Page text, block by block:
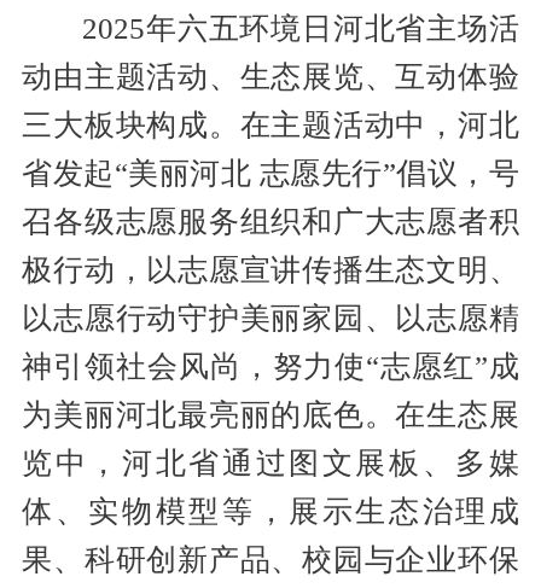
2025年六五环境日河北省主场活
动由主题活动、生态展览、互动体验
三大板块构成。在主题活动中，河北
省发起“美丽河北 志愿先行”倡议，号
召各级志愿服务组织和广大志愿者积
极行动，以志愿宣讲传播生态文明、
以志愿行动守护美丽家园、以志愿精
神引领社会风尚，努力使“志愿红”成
为美丽河北最亮丽的底色。在生态展
览中，河北省通过图文展板、多媒
体、实物模型等，展示生态治理成
果、科研创新产品、校园与企业环保